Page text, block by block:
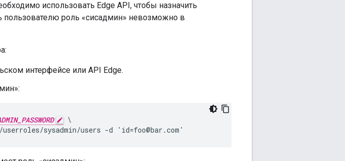
использовать Edge API, чтобы назначить
пользователю роль «сисадмин» невозможно в
интерфейсе или API Edge.
\
sysadmin/users -d 'id=foo@bar.com'